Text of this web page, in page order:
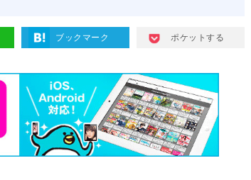
ブックマーク ポケットする